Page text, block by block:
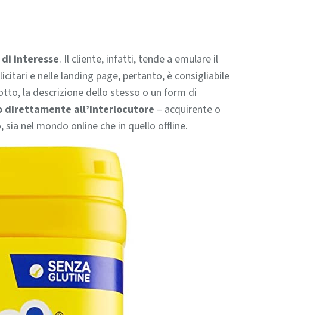
interesse. Il cliente, infatti, tende a emulare il
e nelle landing page, pertanto, è consigliabile
la descrizione dello stesso o un form di
direttamente all’interlocutore – acquirente o
nel mondo online che in quello offline.